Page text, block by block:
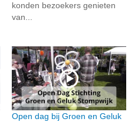
konden bezoekers genieten
van...
Open dag bij Groen en Geluk